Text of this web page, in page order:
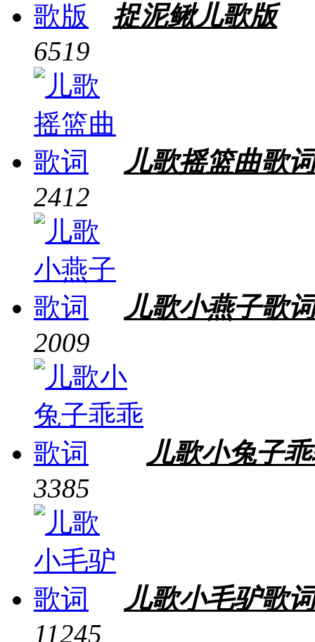
捉泥鳅儿歌版
6519
儿歌摇篮曲歌词
2412
儿歌小燕子歌词
2009
儿歌小兔子
3385
儿歌小毛驴歌词
11245